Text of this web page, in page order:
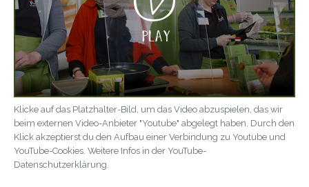
Klicke auf das Platzhalter-Bild, um das Video abzuspielen, das wir
beim externen Video-Anbieter "Youtube" abgelegt haben. Durch den
Klick akzeptierst du den Aufbau einer Verbindung zu Youtube und
YouTube-Cookies. Weitere Infos in der YouTube-
Datenschutzerklärung.